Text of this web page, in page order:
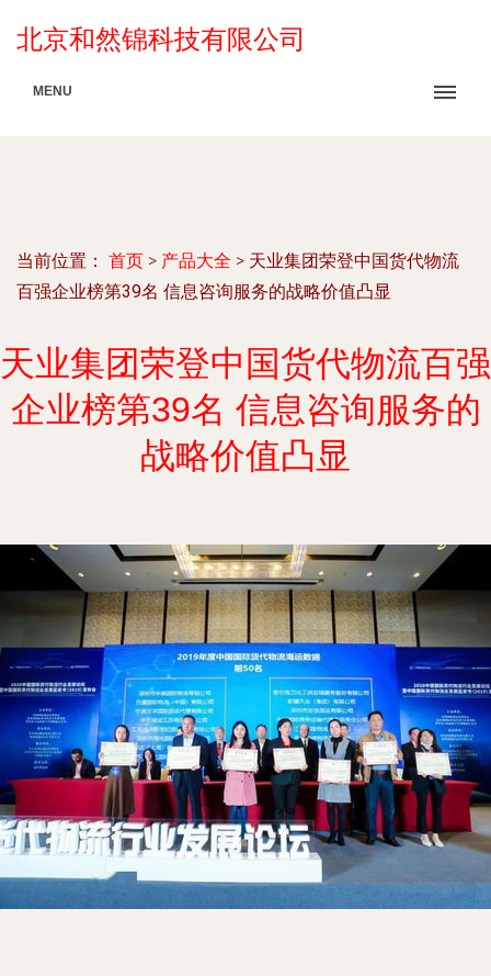
北京和然锦科技有限公司
MENU
当前位置： 首页 > 产品大全 > 天业集团荣登中国货代物流
百强企业榜第39名 信息咨询服务的战略价值凸显
天业集团荣登中国货代物流百强
企业榜第39名 信息咨询服务的
战略价值凸显